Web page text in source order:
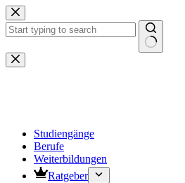
Zum
Inhalt
springen
Keine
Ergebnisse
Studiengänge
Berufe
Weiterbildungen
Ratgeber